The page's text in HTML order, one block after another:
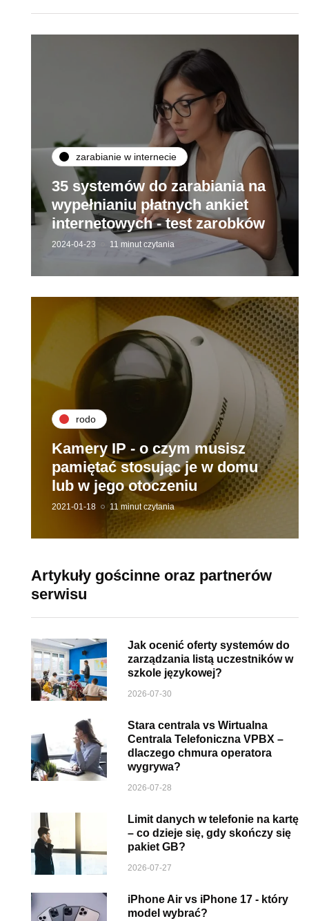
zarabianie w internecie
35 systemów do zarabiania na
wypełnianiu płatnych ankiet
internetowych - test zarobków
2024-04-23 11 minut czytania
rodo
Kamery IP - o czym musisz
pamiętać stosując je w domu
lub w jego otoczeniu
2021-01-18 11 minut czytania
Artykuły gościnne oraz partnerów
serwisu
Jak ocenić oferty systemów do
zarządzania listą uczestników w
szkole językowej?
2026-07-30
Stara centrala vs Wirtualna
Centrala Telefoniczna VPBX –
dlaczego chmura operatora
wygrywa?
2026-07-28
Limit danych w telefonie na kartę
– co dzieje się, gdy skończy się
pakiet GB?
2026-07-27
iPhone Air vs iPhone 17 - który
model wybrać?